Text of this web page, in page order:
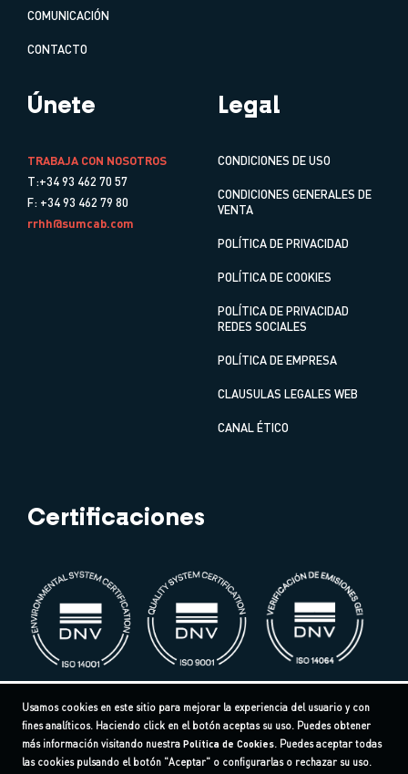
COMUNICACIÓN
CONTACTO
Únete
TRABAJA CON NOSOTROS
T:+34 93 462 70 57
F: +34 93 462 79 80
rrhh@sumcab.com
Legal
CONDICIONES DE USO
CONDICIONES GENERALES DE
VENTA
POLÍTICA DE PRIVACIDAD
POLÍTICA DE COOKIES
POLÍTICA DE PRIVACIDAD
REDES SOCIALES
POLÍTICA DE EMPRESA
CLAUSULAS LEGALES WEB
CANAL ÉTICO
Certificaciones
Usamos cookies en este sitio para mejorar la experiencia del usuario y con
fines analíticos. Haciendo click en el botón aceptas su uso. Puedes obtener
más información visitando nuestra Política de Cookies. Puedes aceptar todas
las cookies pulsando el botón "Aceptar" o configurarlas o rechazar su uso.